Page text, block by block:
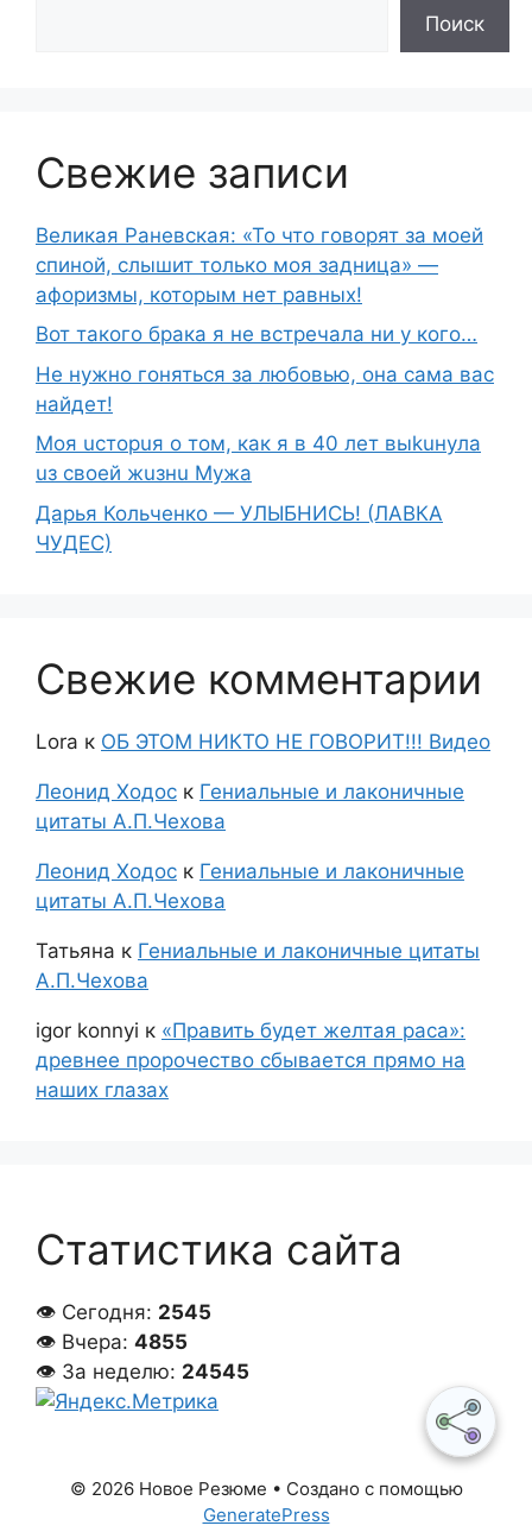
Поиск
Свежие записи
Великая Раневская: «То что говорят за моей
спиной, слышит только моя задница» —
афоризмы, которым нет равных!
Вот такого брака я не встречала ни у кого…
Не нужно гоняться за любовью, она сама вас
найдет!
Moя ucтopuя о том, как я в 40 лет выkuнyлa
uз свoeй жuзнu Myжа
Дарья Кольченко — УЛЫБНИСЬ! (ЛАВКА
ЧУДЕС)
Свежие комментарии
Lora к ОБ ЭТОМ НИКТО НЕ ГОВОРИТ!!! Видео
Леонид Ходос к Гениальные и лаконичные
цитаты А.П.Чехова
Леонид Ходос к Гениальные и лаконичные
цитаты А.П.Чехова
Татьяна к Гениальные и лаконичные цитаты
А.П.Чехова
igor konnyi к «Править будет желтая раса»:
древнее пророчество сбывается прямо на
наших глазах
Статистика сайта
👁 Сегодня: 2545
👁 Вчера: 4855
👁 За неделю: 24545
© 2026 Новое Резюме • Создано с помощью
GeneratePress